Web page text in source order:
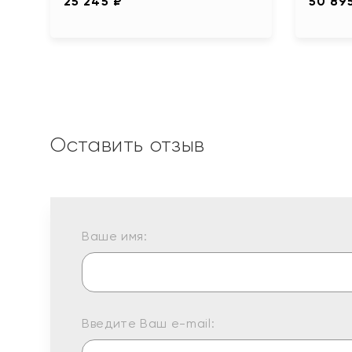
Оставить отзыв
Ваше имя:
Введите Ваш e-mail: